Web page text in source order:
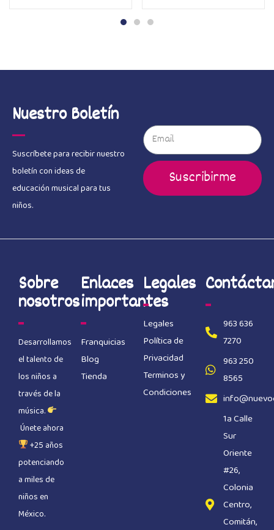
Nuestro Boletín
Suscríbete para recibir nuestro
boletín con ideas de
educación musical para tus
niños.
Suscribirme
Sobre
nosotros
Desarrollamos
el talento de
los niños a
través de la
música.
Únete ahora
+25 años
potenciando
a miles de
niños en
México.
Enlaces
importantes
Franquicias
Blog
Tienda
Legales
Legales
Política de
Privacidad
Terminos y
Condiciones
963 636
7270
963 250
8565
1a Calle
Sur
Oriente
#26,
Colonia
Centro,
Comitán,